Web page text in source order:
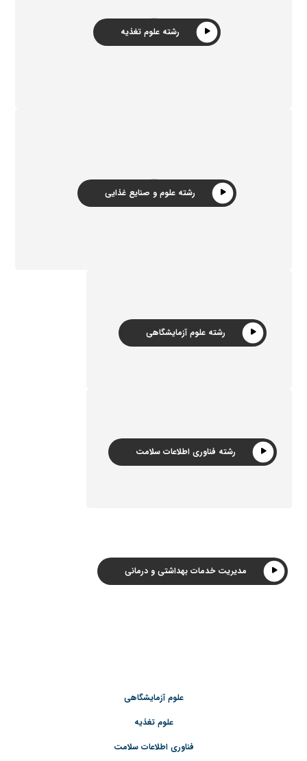
رشته علوم تغذیه
رشته علوم و صنایع غذایی
رشته علوم آزمایشگاهی
رشته فناوری اطلاعات سلامت
مدیریت خدمات بهداشتی و درمانی
علوم آزمایشگاهی
علوم تغذیه
فناوری اطلاعات سلامت